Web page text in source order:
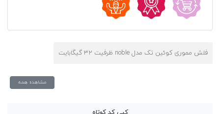
فلش مموری کوئین تک مدل noble ظرفیت 32 گیگابایت
مشاهده همه